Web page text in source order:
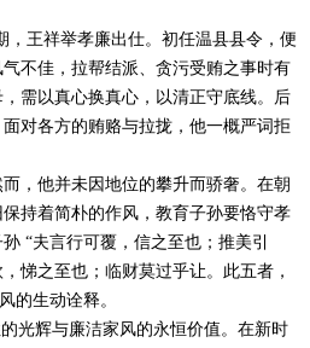
，王祥举孝廉出仕。初任温县县令，便
不佳，拉帮结派、贪污受贿之事时有
需以真心换真心，以清正守底线。后
对各方的贿赂与拉拢，他一概严词拒
，他并未因地位的攀升而骄奢。在朝
持着简朴的作风，教育子孙要恪守孝
“夫言行可覆，信之至也；推美引
悌之至也；临财莫过乎让。此五者，
的生动诠释。
光辉与廉洁家风的永恒价值。在新时